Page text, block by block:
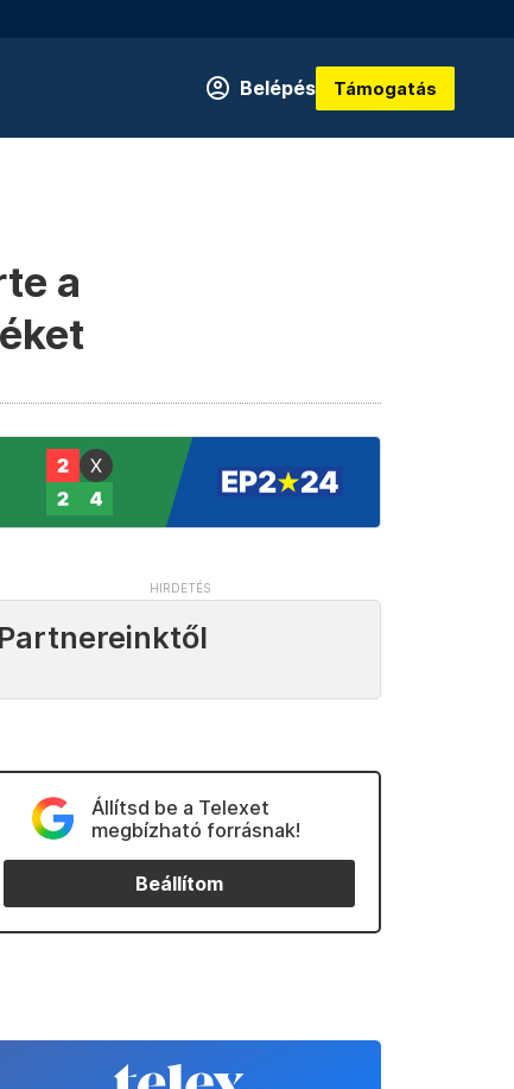
Belépés Támogatás
a
Partnereinktől
Állítsd be a Telexet
megbízható forrásnak!
Beállítom